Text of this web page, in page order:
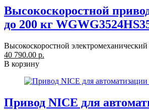
Высокоскоростной
до 200 кг
Высокоскоростной
40 790.00 р.
В корзину
Привод NICE для